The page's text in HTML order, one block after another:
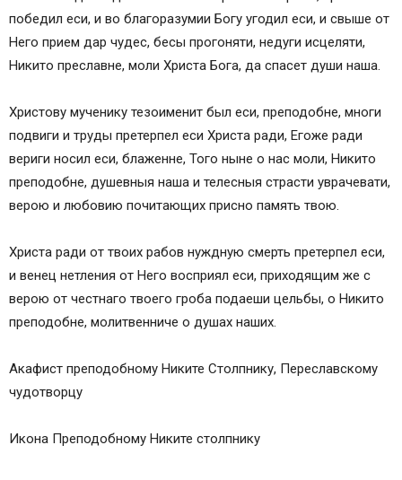
победил еси, и во благоразумии Богу угодил еси, и свыше от
Него прием дар чудес, бесы прогоняти, недуги исцеляти,
Никито преславне, моли Христа Бога, да спасет души наша.
Христову мученику тезоименит был еси, преподобне, многи
подвиги и труды претерпел еси Христа ради, Егоже ради
вериги носил еси, блаженне, Того ныне о нас моли, Никито
преподобне, душевныя наша и телесныя страсти уврачевати,
верою и любовию почитающих присно память твою.
Христа ради от твоих рабов нуждную смерть претерпел еси,
и венец нетления от Него восприял еси, приходящим же с
верою от честнаго твоего гроба подаеши цельбы, о Никито
преподобне, молитвенниче о душах наших.
Акафист преподобному Никите Столпнику, Переславскому
чудотворцу
Икона Преподобному Никите столпнику